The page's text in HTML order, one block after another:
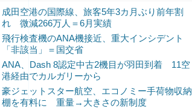
成田空港の国際線、旅客5年3カ月ぶり前年割
れ 微減266万人＝6月実績
飛行検査機のANA機接近、重大インシデント
「非該当」＝国交省
ANA、Dash 8認定中古2機目が羽田到着 11空
港経由でカルガリーから
豪ジェットスター航空、エコノミー手荷物収納
棚を有料に 重量→大きさの新制度